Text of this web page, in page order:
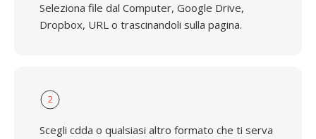
Seleziona file dal Computer, Google Drive,
Dropbox, URL o trascinandoli sulla pagina.
2
Scegli cdda o qualsiasi altro formato che ti serva